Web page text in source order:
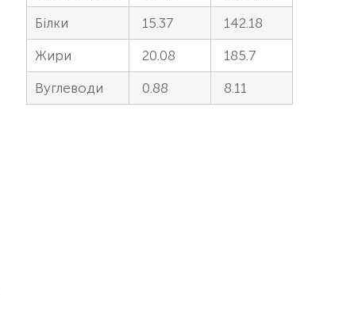
Білки 15.37 142.18
Жири 20.08 185.7
Вуглеводи 0.88 8.11